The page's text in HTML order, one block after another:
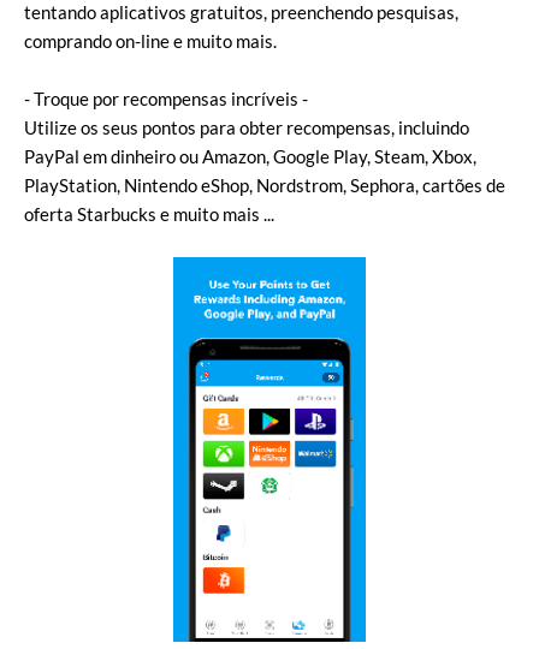
tentando aplicativos gratuitos, preenchendo pesquisas,
comprando on-line e muito mais.
- Troque por recompensas incríveis -
Utilize os seus pontos para obter recompensas, incluindo
PayPal em dinheiro ou Amazon, Google Play, Steam, Xbox,
PlayStation, Nintendo eShop, Nordstrom, Sephora, cartões de
oferta Starbucks e muito mais ...